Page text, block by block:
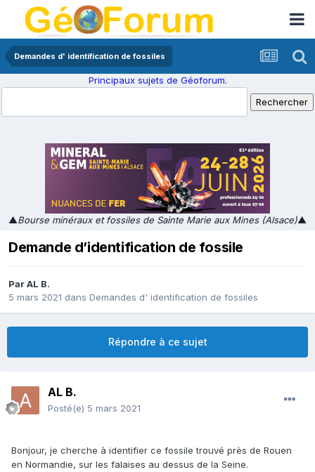
Demandes d' identification de fossiles
Principaux sujets de Géoforum.
▲Bourse minéraux et fossiles de Sainte Marie aux Mines (Alsace)▲
Demande d’identification de fossile
ParAL B.
5 mars 2021 dans Demandes d' identification de fossiles
Répondre à ce sujet
AL B.
Posté(e) 5 mars 2021
Bonjour, je cherche à identifier ce fossile trouvé près de Rouen
en Normandie, sur les falaises au dessus de la Seine.